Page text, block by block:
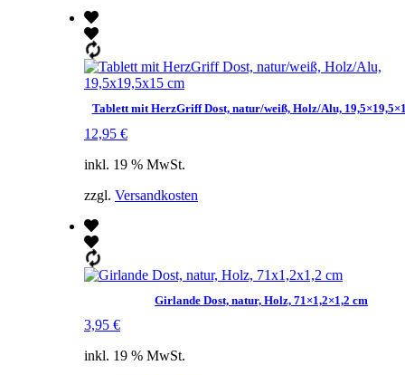
Tablett mit HerzGriff Dost, natur/weiß, Holz/Alu,
12,95 €
inkl. 19 % MwSt.
zzgl. Versandkosten
Girlande Dost, natur, Holz, 71×1,2×1,2 cm
3,95 €
inkl. 19 % MwSt.